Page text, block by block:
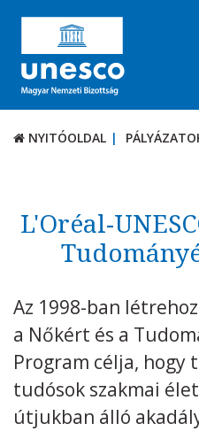
NYITÓOLDAL
TÉMÁK
DOKUMENTUMTÁR
Aktuális felhívások
UNESCO díjak
KAPCSOLAT
NYITÓOLDAL
L'Oréal-
Az 1998-ban
a Nőkért és a
Program célja, hogy
tudósok szakmai
útjukban álló